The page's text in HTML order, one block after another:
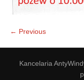
← Previous
Kancelaria